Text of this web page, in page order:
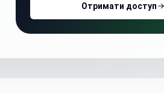
Отримати доступ